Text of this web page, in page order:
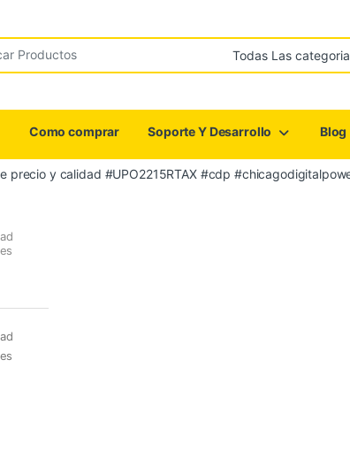
Como comprar Soporte Y Desarrollo Blog
precio y calidad #UPO2215RTAX #cdp